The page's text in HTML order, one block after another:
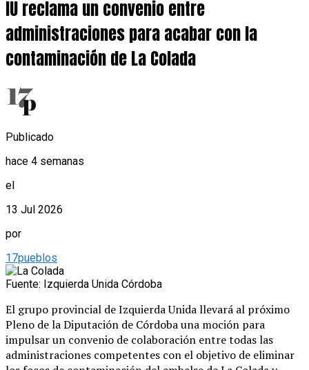
IU reclama un convenio entre
administraciones para acabar con la
contaminación de La Colada
Publicado
hace 4 semanas
el
13 Jul 2026
por
17pueblos
Fuente: Izquierda Unida Córdoba
El grupo provincial de Izquierda Unida llevará al próximo
Pleno de la Diputación de Córdoba una moción para
impulsar un convenio de colaboración entre todas las
administraciones competentes con el objetivo de eliminar